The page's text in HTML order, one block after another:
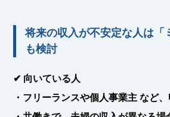
将来の収入が不安定な人は「
も検討
✔ 向いている人
・ フリーランスや個人事業主 など